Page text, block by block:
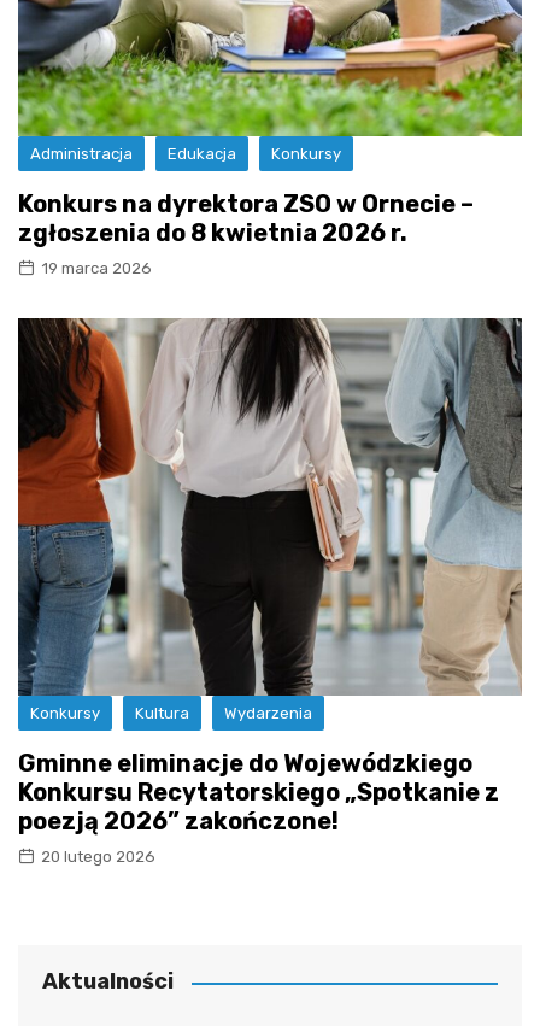
Administracja Edukacja Konkursy
Konkurs na dyrektora ZSO w Ornecie –
zgłoszenia do 8 kwietnia 2026 r.
19 marca 2026
Konkursy Kultura Wydarzenia
Gminne eliminacje do Wojewódzkiego
Konkursu Recytatorskiego „Spotkanie z
poezją 2026” zakończone!
20 lutego 2026
Aktualności